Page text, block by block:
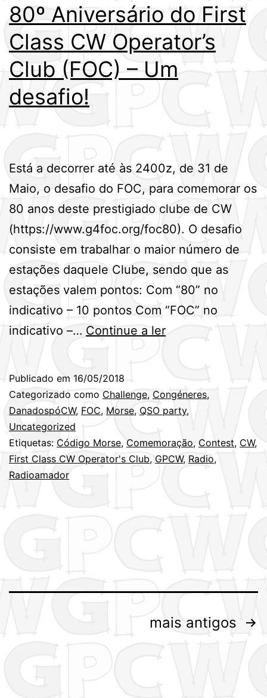
80º Aniversário do First
Class CW Operator’s
Club (FOC) – Um
desafio!
Está a decorrer até às 2400z, de 31 de
Maio, o desafio do FOC, para comemorar os
80 anos deste prestigiado clube de CW
(https://www.g4foc.org/foc80). O desafio
consiste em trabalhar o maior número de
estações daquele Clube, sendo que as
estações valem pontos: Com “80” no
indicativo – 10 pontos Com “FOC” no
indicativo –… Continue a ler80º
First
Class
Operator’s
Publicado em 16/05/2018
Categorizado como Challenge, Congéneres,
DanadospóCW, FOC, Morse, QSO party,
Uncategorized
Etiquetas: Código Morse, Comemoração, Contest, CW,
First Class CW Operator's Club, GPCW, Radio,
Radioamador
mais antigos